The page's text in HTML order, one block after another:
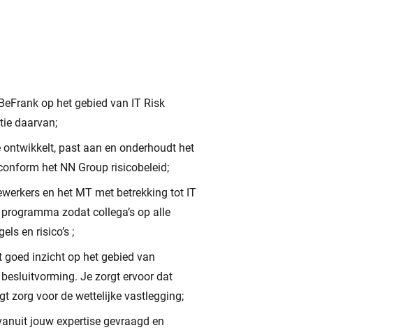
op het gebied van IT Risk
daarvan;
past aan en onderhoudt het
het NN Group risicobeleid;
en het MT met betrekking tot IT
zodat collega’s op alle
en risico’s ;
goed inzicht op het gebied van
Je zorgt ervoor dat
zorg voor de wettelijke vastlegging;
jouw expertise gevraagd en